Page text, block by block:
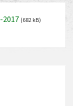
2017 (682 kB)